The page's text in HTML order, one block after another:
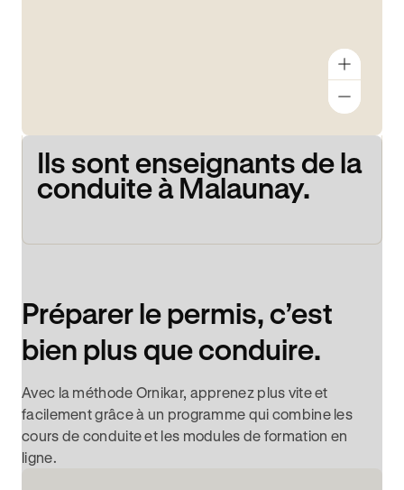
Ils sont enseignants de la
conduite à Malaunay.
Préparer le permis, c’est
bien plus que conduire.
Avec la méthode Ornikar, apprenez plus vite et
facilement grâce à un programme qui combine les
cours de conduite et les modules de formation en
ligne.